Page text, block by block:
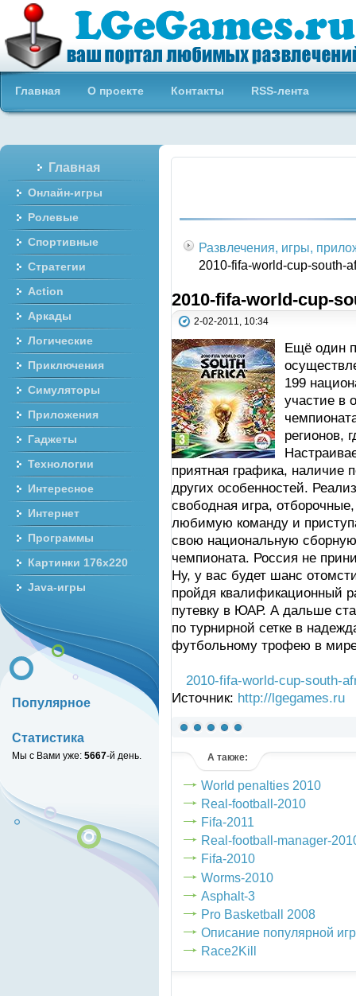
Бесплатные онлайн игры
Главная О проекте Контакты RSS-лента
Развлечения, игры,
2010-fifa-world-cup-south-
2010-fifa-world-cup-
2-02-2011, 10:34
Ещё один
199
участие в
регионов,
приятная графика, наличие
других особенностей.
свободная игра,
любимую команду и
свою национальную
чемпионата. Россия не
Ну, у вас будет шанс
пройдя квалификационный
путевку в ЮАР. А дальше
по турнирной сетке в
футбольному трофею в
2010-fifa-world-cup-south-
Источник: http://lgegames.ru
А также:
World penalties 2010
Real-football-2010
Fifa-2011
Real-football-manager-
Fifa-2010
Worms-2010
Asphalt-3
Pro Basketball 2008
Описание популярной
Race2Kill
Главная
Онлайн-игры
Ролевые
Спортивные
Стратегии
Action
Аркады
Логические
Приключения
Симуляторы
Приложения
Гаджеты
Технологии
Интересное
Интернет
Программы
Картинки 176x220
Java-игры
Популярное
Статистика
Мы с Вами уже: 5667-й день.